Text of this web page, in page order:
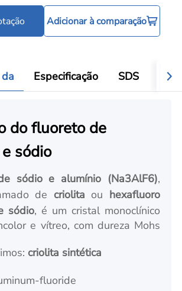
Adicionar à comparação
Especificação SDS
do fluoreto de
sódio
sódio e alumínio (Na3AlF6),
de criolita ou hexafluoro
sódio, é um cristal monoclínico
e vítreo, com dureza Mohs
criolita sintética